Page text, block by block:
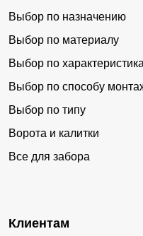
Выбор по назначению
Выбор по материалу
Выбор по
Выбор по способу
Выбор по типу
Ворота и калитки
Все для забора
Клиентам